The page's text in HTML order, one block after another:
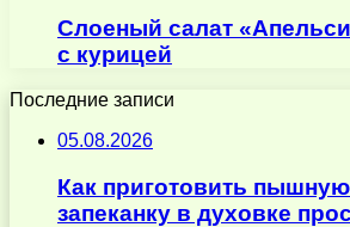
Слоеный салат
с курицей
Последние записи
05.08.2026
Как приготовить
запеканку в духовке